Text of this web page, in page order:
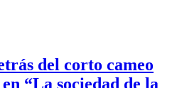
del corto cameo
“La sociedad de la